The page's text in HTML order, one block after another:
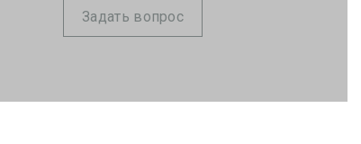
Задать вопрос